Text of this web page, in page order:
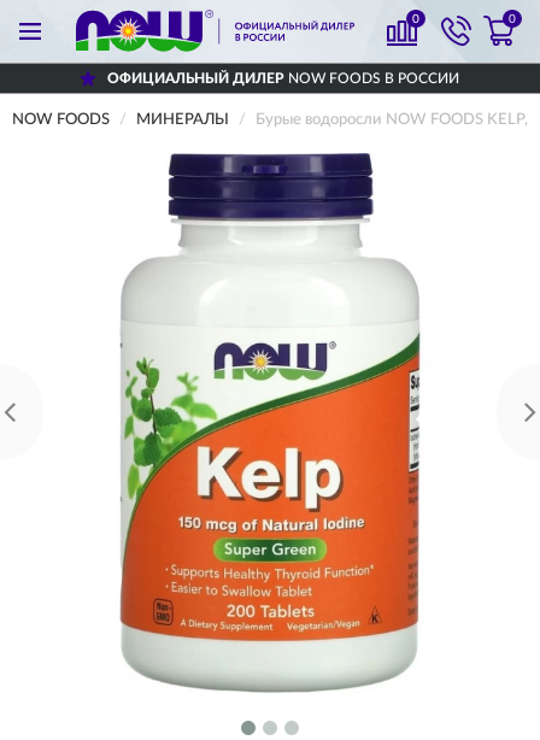
0 0
ОФИЦИАЛЬНЫЙ ДИЛЕРNOW FOODS В РОССИИ
NOW FOODS МИНЕРАЛЫ Бурые водоросли NOW FOODS KELP,